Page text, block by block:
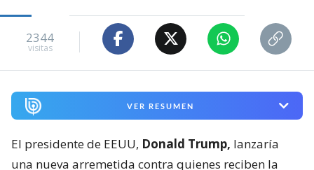
2344
visitas
VER RESUMEN
El presidente de EEUU, Donald Trump, lanzaría
una nueva arremetida contra quienes reciben la